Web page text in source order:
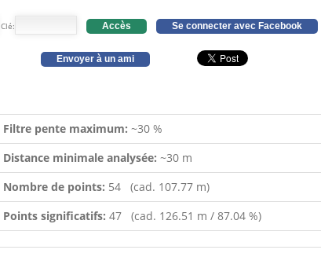
Clé: Accès Se connecter avec Facebook
Envoyer à un ami
Filtre pente maximum: ~30 %
Distance minimale analysée: ~30 m
Nombre de points: 54 (cad. 107.77 m)
Points significatifs: 47 (cad. 126.51 m / 87.04 %)